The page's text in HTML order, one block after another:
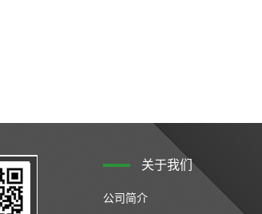
关于我们
公司简介